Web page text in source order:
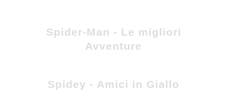
Spider-Man - Le migliori
Avventure
Spidey - Amici in Giallo